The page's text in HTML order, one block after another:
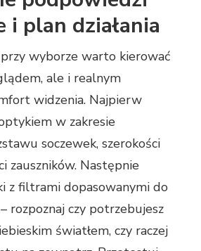
i plan działania
wyborze warto kierować
ale i realnym
widzenia. Najpierw
w zakresie
soczewek, szerokości
zauszników. Następnie
z filtrami dopasowanymi do
rozpoznaj czy potrzebujesz
światłem, czy raczej